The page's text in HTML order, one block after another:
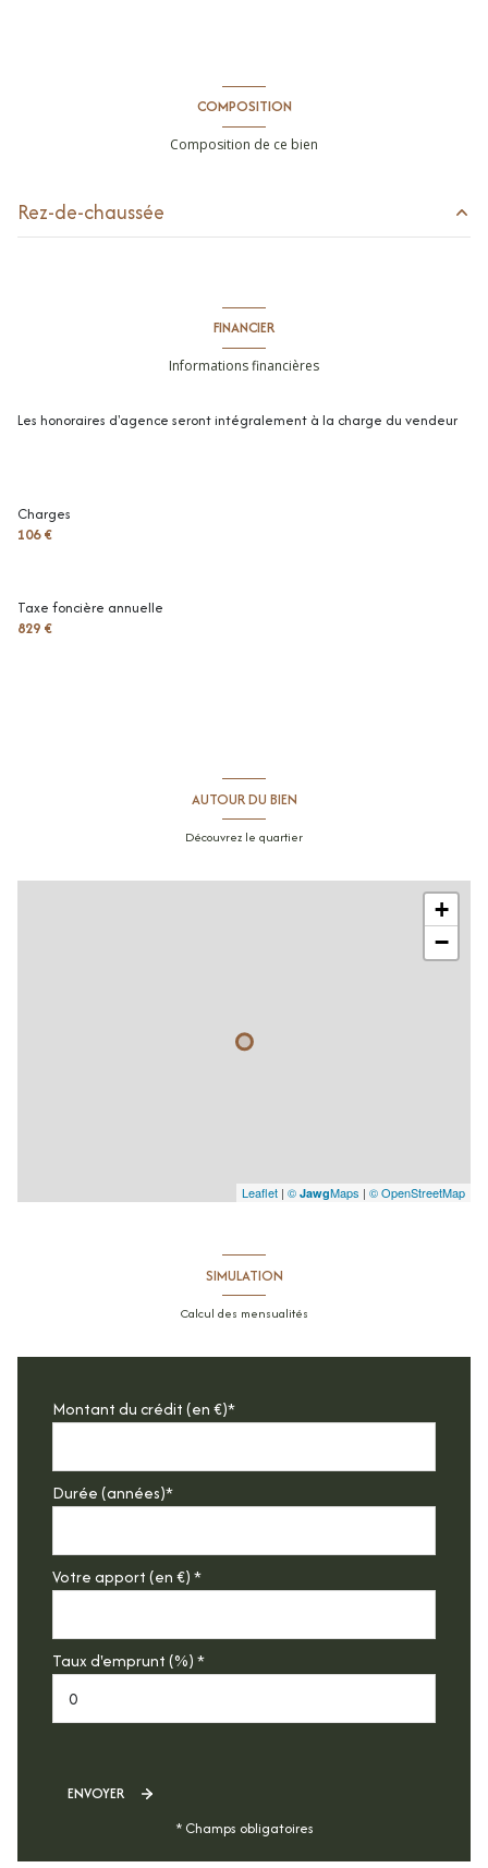
COMPOSITION
Composition de ce bien
Rez-de-chaussée
dégagement
4 m²
terrasse
FINANCIER
Informations financières
Les honoraires d'agence seront intégralement à la charge du vendeur
Charges
106 €
Taxe foncière annuelle
829 €
AUTOUR DU BIEN
Découvrez le quartier
+
−
Leaflet | © JawgMaps | © OpenStreetMap
SIMULATION
Calcul des mensualités
Montant du crédit (en €)*
Durée (années)*
Votre apport (en €) *
Taux d'emprunt (%) *
ENVOYER
* Champs obligatoires